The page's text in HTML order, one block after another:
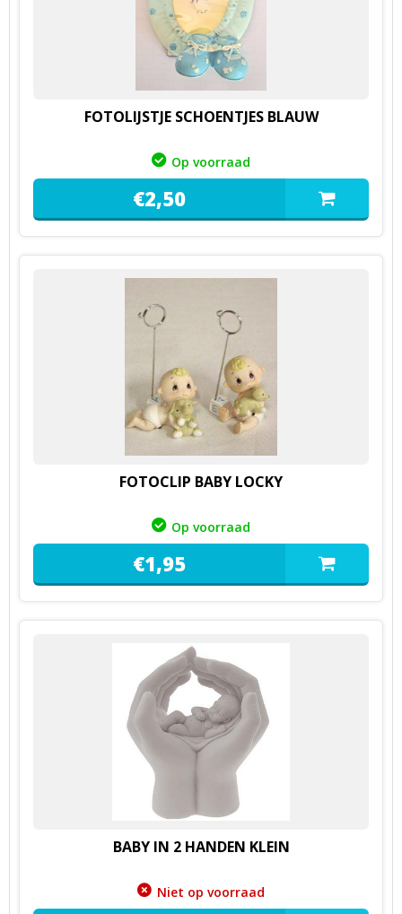
FOTOLIJSTJE SCHOENTJES BLAUW
Op voorraad
€2,50
FOTOCLIP BABY LOCKY
Op voorraad
€1,95
BABY IN 2 HANDEN KLEIN
Niet op voorraad